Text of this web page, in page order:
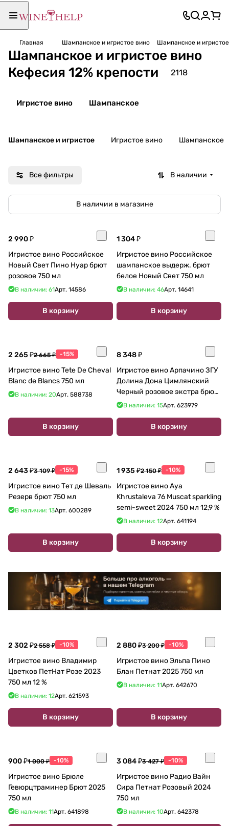
Главная Шампанское и игристое вино Шампанское и
Шампанское и игристое вино
Кефесия 12% крепости
2118
Игристое вино Шампанское
Шампанское и игристое Игристое вино Шампанское
Все фильтры В наличии
В наличии в магазине
2 990 ₽
Игристое вино Российское
Новый Свет Пино Нуар брют
розовое 750 мл
В наличии: 61Арт. 14586
В корзину
1 304 ₽
Игристое вино Российское
шампанское выдерж. брют
белое Новый Свет 750 мл
В наличии: 46Арт. 14641
В корзину
2 265 ₽2 665 ₽ -15%
Игристое вино Tete De Cheval
Blanc de Blancs 750 мл
В наличии: 20Арт. 588738
В корзину
8 348 ₽
Игристое вино Арпачино ЗГУ
Долина Дона Цимлянский
Черный розовое экстра брют
2022 750 мл 12 %
В наличии: 15Арт. 623979
В корзину
2 643 ₽3 109 ₽ -15%
Игристое вино Тет де Шеваль
Резерв брют 750 мл
В наличии: 13Арт. 600289
В корзину
1 935 ₽2 150 ₽ -10%
Игристое вино Aya
Khrustaleva 76 Muscat sparkling
semi-sweet 2024 750 мл 12,9 %
В наличии: 12Арт. 641194
В корзину
2 302 ₽2 558 ₽ -10%
Игристое вино Владимир
Цветков ПетНат Розе 2023
750 мл 12 %
В наличии: 12Арт. 621593
В корзину
2 880 ₽3 200 ₽ -10%
Игристое вино Эльпа Пино
Блан Петнат 2025 750 мл
В наличии: 11Арт. 642670
В корзину
900 ₽1 000 ₽ -10%
Игристое вино Брюле
Гевюрцтраминер Брют 2025
750 мл
В наличии: 11Арт. 641898
3 084 ₽3 427 ₽ -10%
Игристое вино Радио Вайн
Сира Петнат Розовый 2024
750 мл
В наличии: 10Арт. 642378